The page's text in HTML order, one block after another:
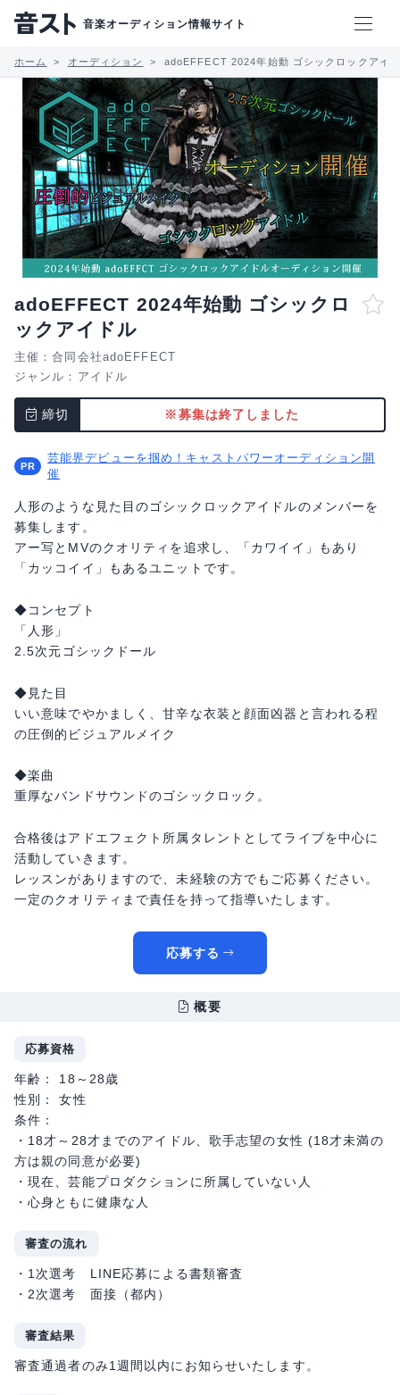
音楽オーディション情報サイト
ホーム オーディション adoEFFECT 2024年始動 ゴシックロックアイ
adoEFFECT 2024年始動 ゴシックロ
ックアイドル
主催：合同会社adoEFFECT
ジャンル： アイドル
締切 ※募集は終了しました
芸能界デビューを掴め！キャストパワーオーディション開
催
人形のような見た目のゴシックロックアイドルのメンバーを
募集します。
アー写とMVのクオリティを追求し、「カワイイ」もあり
「カッコイイ」もあるユニットです。
◆コンセプト
「人形」
2.5次元ゴシックドール
◆見た目
いい意味でやかましく、甘辛な衣装と顔面凶器と言われる程
の圧倒的ビジュアルメイク
◆楽曲
重厚なバンドサウンドのゴシックロック。
合格後はアドエフェクト所属タレントとしてライブを中心に
活動していきます。
レッスンがありますので、未経験の方でもご応募ください。
一定のクオリティまで責任を持って指導いたします。
応募する
概要
応募資格
年齢： 18～28歳
性別： 女性
条件：
・18才～28才までのアイドル、歌手志望の女性 (18才未満の
方は親の同意が必要)
・現在、芸能プロダクションに所属していない人
・心身ともに健康な人
審査の流れ
・1次選考 LINE応募による書類審査
・2次選考 面接（都内）
審査結果
審査通過者のみ1週間以内にお知らせいたします。